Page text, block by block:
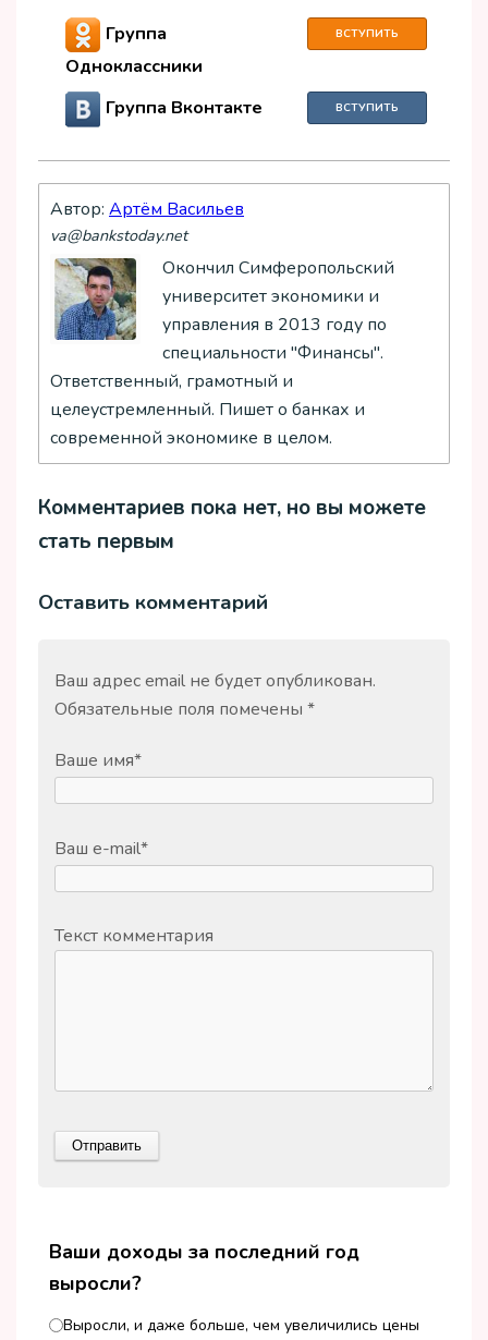
Группа
Одноклассники
ВСТУПИТЬ
Группа Вконтакте ВСТУПИТЬ
Автор: Артём Васильев
va@bankstoday.net
Окончил Симферопольский
университет экономики и
управления в 2013 году по
специальности "Финансы".
Ответственный, грамотный и
целеустремленный. Пишет о банках и
современной экономике в целом.
Комментариев пока нет, но вы можете
стать первым
Оставить комментарий
Ваш адрес email не будет опубликован.
Обязательные поля помечены *
Ваше имя*
Ваш e-mail*
Текст комментария
Ваши доходы за последний год
выросли?
Выросли, и даже больше, чем увеличились цены